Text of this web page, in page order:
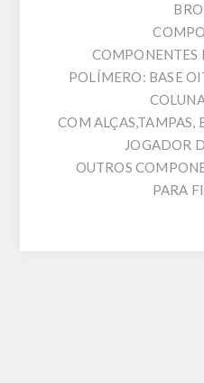
COMPONENTES
POLÍMERO: BASE
COM ALÇAS,TAMPAS,
JOGADOR
OUTROS
PARA